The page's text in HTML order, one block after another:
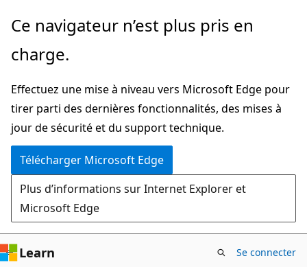
Passer
directement
au
principal
Passer
la
dans
la
page
Ce navigateur n’est plus pris en
charge.
Effectuez une mise à niveau vers Microsoft Edge pour
tirer parti des dernières fonctionnalités, des mises à
jour de sécurité et du support technique.
Télécharger Microsoft Edge
Plus d’informations sur Internet Explorer et
Microsoft Edge
Learn Se connecter